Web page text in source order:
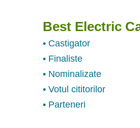
Best Electric
• Castigator
• Finaliste
• Nominalizate
• Votul cititorilor
• Parteneri